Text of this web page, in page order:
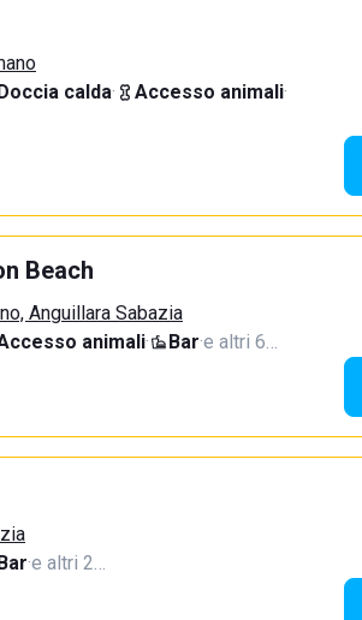
calda· Accesso animali·
Beach
Anguillara Sabazia
animali· Bar·e altri 6…
·e altri 2…